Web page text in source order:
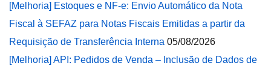
[Melhoria] Estoques e NF-e: Envio Automático da Nota
Fiscal à SEFAZ para Notas Fiscais Emitidas a partir da
Requisição de Transferência Interna 05/08/2026
[Melhoria] API: Pedidos de Venda – Inclusão de Dados de